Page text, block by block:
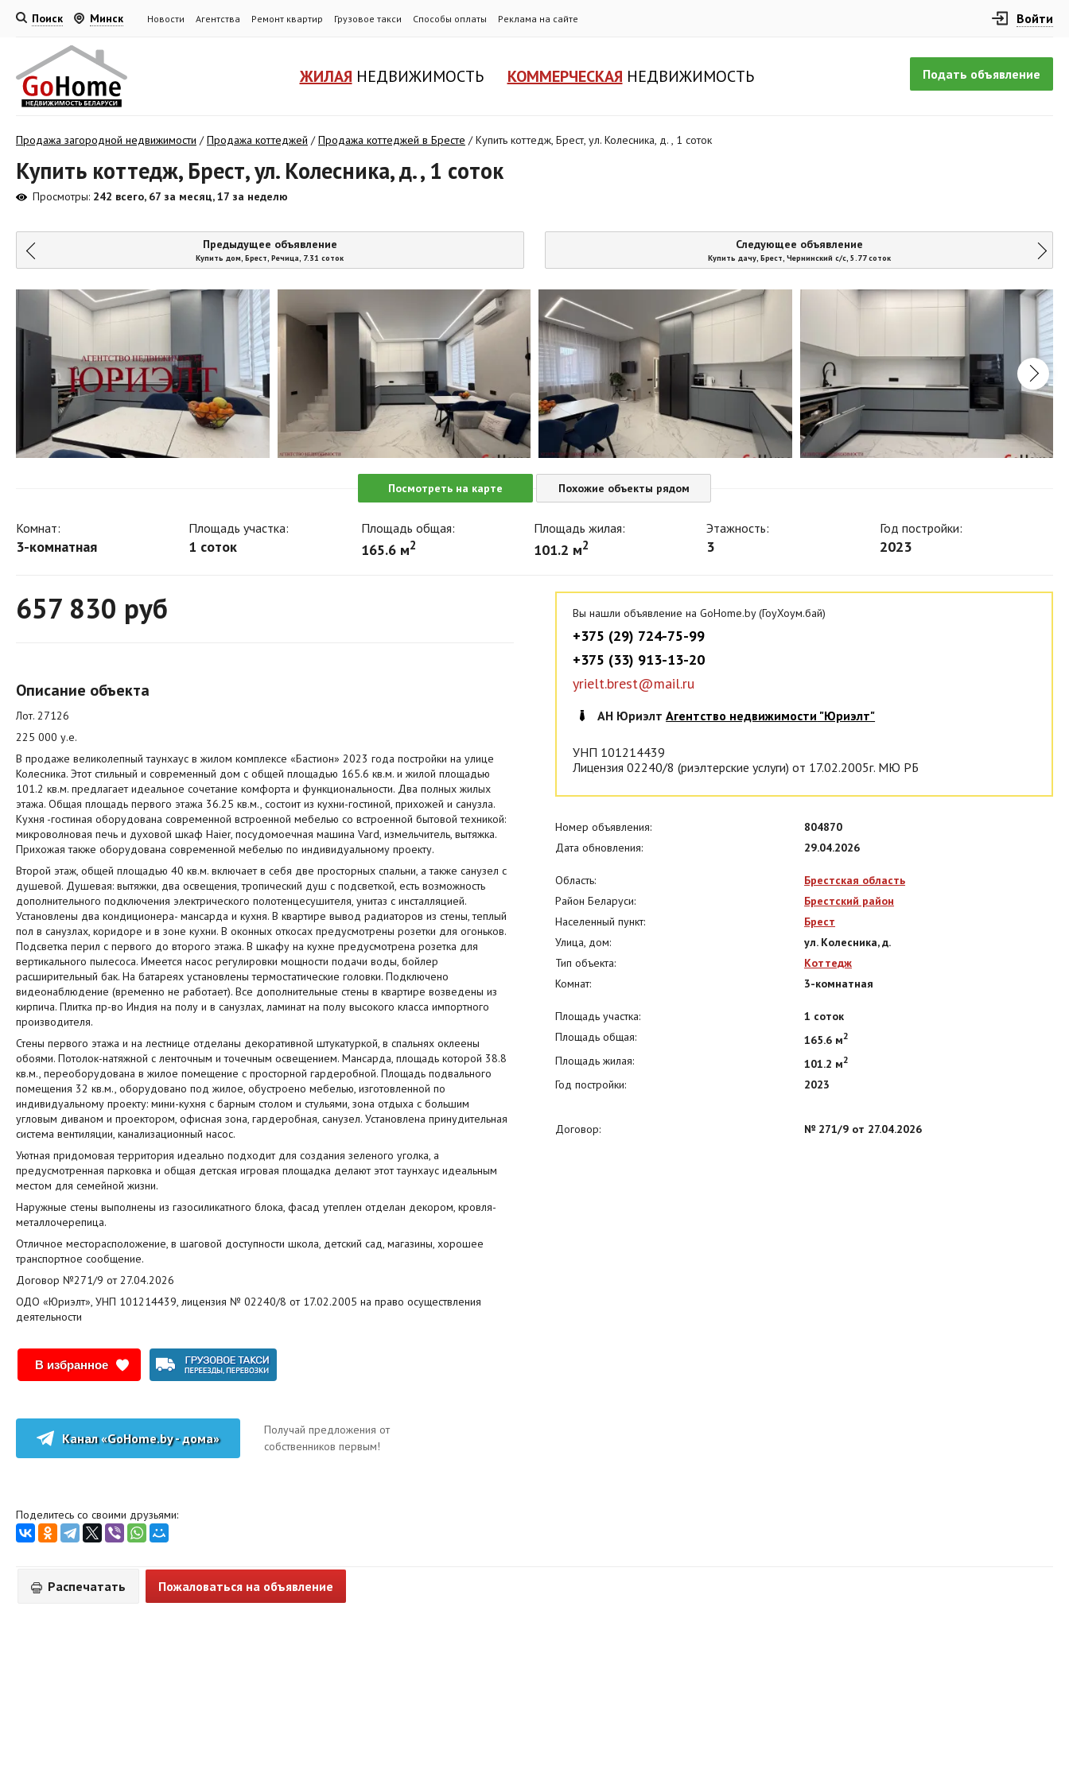
Поиск Минск Новости Агентства Ремонт квартир Грузовое такси Способы оплаты Реклама на сайте Войти
Подать объявление
ЖИЛАЯ НЕДВИЖИМОСТЬ КОММЕРЧЕСКАЯ НЕДВИЖИМОСТЬ
Продажа загородной недвижимости /Продажа коттеджей /Продажа коттеджей в Бресте /Купить коттедж, Брест, ул. Колесника, д. , 1 соток
Купить коттедж, Брест, ул. Колесника, д. , 1 соток
Просмотры: 242 всего, 67 за месяц, 17 за неделю
Предыдущее объявление
Купить дом, Брест, Речица, 7.31 соток
Следующее объявление
Купить дачу, Брест, Чернинский с/с, 5.77 соток
Посмотреть на карте Похожие объекты рядом
Комнат:
3-комнатная
Площадь участка:
1 соток
Площадь общая:
165.6 м2
Площадь жилая:
101.2 м2
Этажность:
3
Год постройки:
2023
657 830 руб
Описание объекта
Лот. 27126
225 000 у.е.
В продаже великолепный таунхаус в жилом комплексе «Бастион» 2023 года постройки на улице
Колесника. Этот стильный и современный дом с общей площадью 165.6 кв.м. и жилой площадью
101.2 кв.м. предлагает идеальное сочетание комфорта и функциональности. Два полных жилых
этажа. Общая площадь первого этажа 36.25 кв.м., состоит из кухни-гостиной, прихожей и санузла.
Кухня -гостиная оборудована современной встроенной мебелью со встроенной бытовой техникой:
микроволновая печь и духовой шкаф Haier, посудомоечная машина Vard, измельчитель, вытяжка.
Прихожая также оборудована современной мебелью по индивидуальному проекту.
Второй этаж, общей площадью 40 кв.м. включает в себя две просторных спальни, а также санузел с
душевой. Душевая: вытяжки, два освещения, тропический душ с подсветкой, есть возможность
дополнительного подключения электрического полотенцесушителя, унитаз с инсталляцией.
Установлены два кондиционера- мансарда и кухня. В квартире вывод радиаторов из стены, теплый
пол в санузлах, коридоре и в зоне кухни. В оконных откосах предусмотрены розетки для огоньков.
Подсветка перил с первого до второго этажа. В шкафу на кухне предусмотрена розетка для
вертикального пылесоса. Имеется насос регулировки мощности подачи воды, бойлер
расширительный бак. На батареях установлены термостатические головки. Подключено
видеонаблюдение (временно не работает). Все дополнительные стены в квартире возведены из
кирпича. Плитка пр-во Индия на полу и в санузлах, ламинат на полу высокого класса импортного
производителя.
Стены первого этажа и на лестнице отделаны декоративной штукатуркой, в спальнях оклеены
обоями. Потолок-натяжной с ленточным и точечным освещением. Мансарда, площадь которой 38.8
кв.м., переоборудована в жилое помещение с просторной гардеробной. Площадь подвального
помещения 32 кв.м., оборудовано под жилое, обустроено мебелью, изготовленной по
индивидуальному проекту: мини-кухня с барным столом и стульями, зона отдыха с большим
угловым диваном и проектором, офисная зона, гардеробная, санузел. Установлена принудительная
система вентиляции, канализационный насос.
Уютная придомовая территория идеально подходит для создания зеленого уголка, а
предусмотренная парковка и общая детская игровая площадка делают этот таунхаус идеальным
местом для семейной жизни.
Наружные стены выполнены из газосиликатного блока, фасад утеплен отделан декором, кровля-
металлочерепица.
Отличное месторасположение, в шаговой доступности школа, детский сад, магазины, хорошее
транспортное сообщение.
Договор №271/9 от 27.04.2026
ОДО «Юриэлт», УНП 101214439, лицензия № 02240/8 от 17.02.2005 на право осуществления
деятельности
В избранное
Канал «GoHome.by - дома»
Получай предложения от
собственников первым!
Вы нашли объявление на GoHome.by (ГоуХоум.бай)
+375 (29) 724-75-99
+375 (33) 913-13-20
yrielt.brest@mail.ru
АН ЮриэлтАгентство недвижимости "Юриэлт"
УНП 101214439
Лицензия 02240/8 (риэлтерские услуги) от 17.02.2005г. МЮ РБ
Номер объявления:
804870
Дата обновления:
29.04.2026
Область:
Брестская область
Район Беларуси:
Брестский район
Населенный пункт:
Брест
Улица, дом:
ул. Колесника, д.
Тип объекта:
Коттедж
Комнат:
3-комнатная
Площадь участка:
1 соток
Площадь общая:
165.6 м2
Площадь жилая: 101.2 м2
Год постройки: 2023
Договор: № 271/9 от 27.04.2026
Поделитесь со своими друзьями:
Распечатать Пожаловаться на объявление